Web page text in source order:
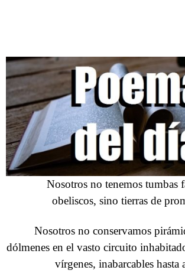
Nosotros no tenemos tumbas
obeliscos, sino tierras de
Nosotros no conservamos
dólmenes en el vasto circuito
vírgenes, inabarcables hasta